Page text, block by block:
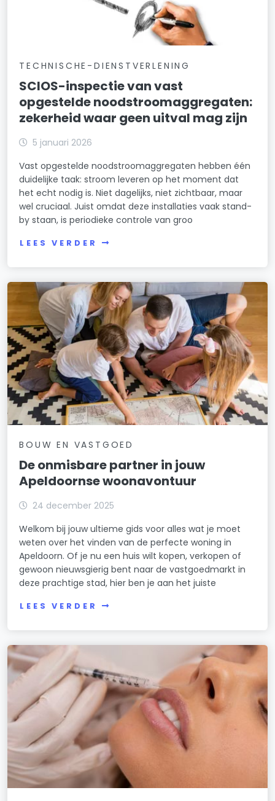
TECHNISCHE-DIENSTVERLENING
SCIOS-inspectie van vast
opgestelde noodstroomaggregaten:
zekerheid waar geen uitval mag zijn
5 januari 2026
Vast opgestelde noodstroomaggregaten hebben één
duidelijke taak: stroom leveren op het moment dat
het echt nodig is. Niet dagelijks, niet zichtbaar, maar
wel cruciaal. Juist omdat deze installaties vaak stand-
by staan, is periodieke controle van groo
LEES VERDER
BOUW EN VASTGOED
De onmisbare partner in jouw
Apeldoornse woonavontuur
24 december 2025
Welkom bij jouw ultieme gids voor alles wat je moet
weten over het vinden van de perfecte woning in
Apeldoorn. Of je nu een huis wilt kopen, verkopen of
gewoon nieuwsgierig bent naar de vastgoedmarkt in
deze prachtige stad, hier ben je aan het juiste
LEES VERDER